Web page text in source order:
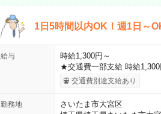
1日5時間以内OK！週1日～
給与
時給1,300円～
★交通費一部支給 時給
交通費別途支給あり
勤務地
さいたま市大宮区